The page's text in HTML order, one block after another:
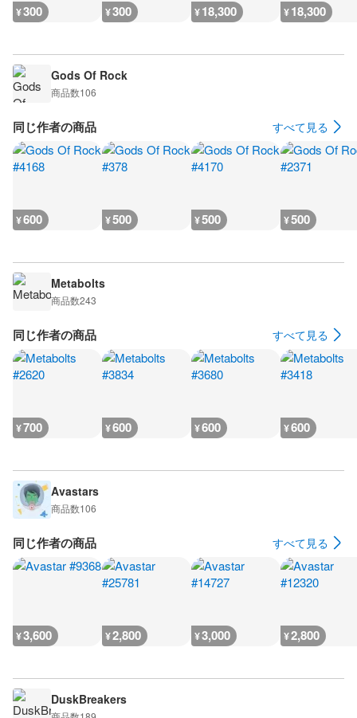
¥300 ¥300 ¥18,300 ¥18,300
Gods Of Rock
商品数106
同じ作者の商品 すべて見る
¥600 ¥500 ¥500 ¥500
Metabolts
商品数243
同じ作者の商品 すべて見る
¥700 ¥600 ¥600 ¥600
Avastars
商品数106
同じ作者の商品 すべて見る
¥3,600 ¥2,800 ¥3,000 ¥2,800
DuskBreakers